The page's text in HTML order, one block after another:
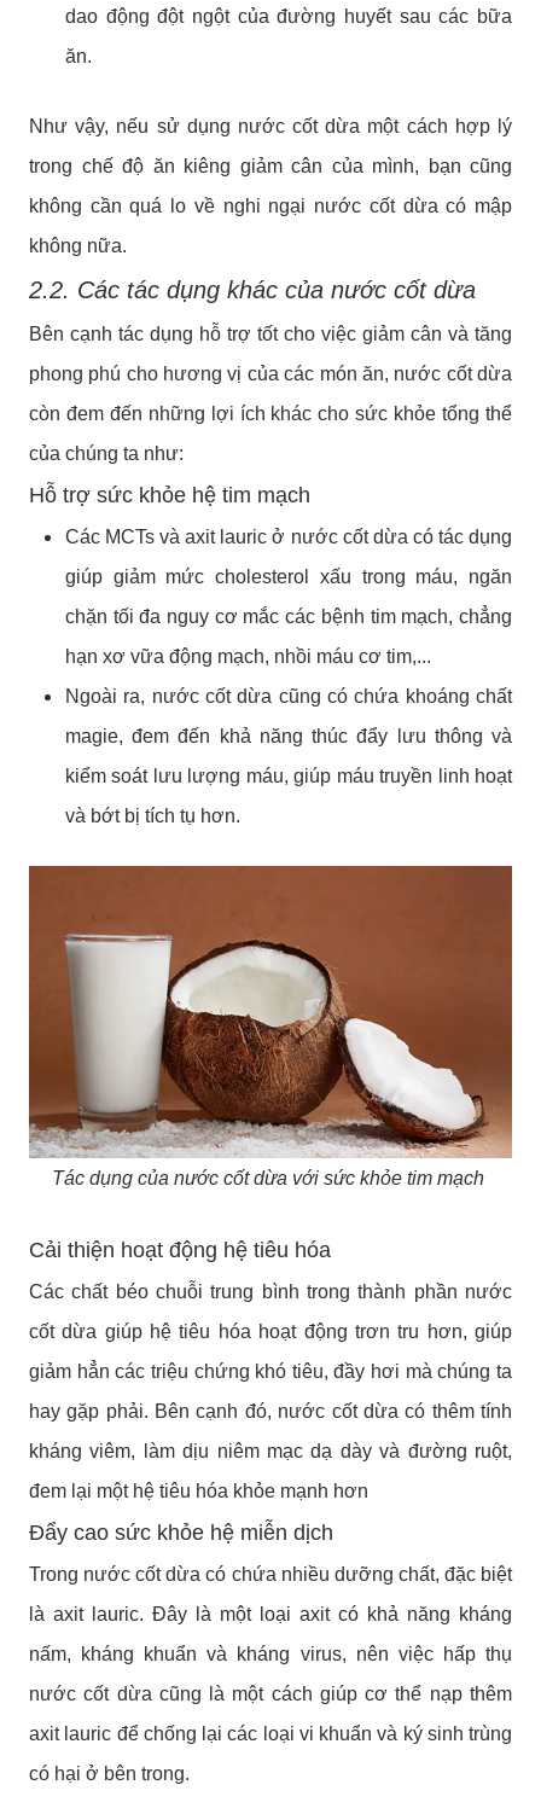
dao động đột ngột của đường huyết sau các bữa
ăn.
Như vậy, nếu sử dụng nước cốt dừa một cách hợp lý
trong chế độ ăn kiêng giảm cân của mình, bạn cũng
không cần quá lo về nghi ngại nước cốt dừa có mập
không nữa.
2.2. Các tác dụng khác của nước cốt dừa
Bên cạnh tác dụng hỗ trợ tốt cho việc giảm cân và tăng
phong phú cho hương vị của các món ăn, nước cốt dừa
còn đem đến những lợi ích khác cho sức khỏe tổng thể
của chúng ta như:
Hỗ trợ sức khỏe hệ tim mạch
Các MCTs và axit lauric ở nước cốt dừa có tác dụng
giúp giảm mức cholesterol xấu trong máu, ngăn
chặn tối đa nguy cơ mắc các bệnh tim mạch, chẳng
hạn xơ vữa động mạch, nhồi máu cơ tim,...
Ngoài ra, nước cốt dừa cũng có chứa khoáng chất
magie, đem đến khả năng thúc đẩy lưu thông và
kiểm soát lưu lượng máu, giúp máu truyền linh hoạt
và bớt bị tích tụ hơn.
Tác dụng của nước cốt dừa với sức khỏe tim mạch
Cải thiện hoạt động hệ tiêu hóa
Các chất béo chuỗi trung bình trong thành phần nước
cốt dừa giúp hệ tiêu hóa hoạt động trơn tru hơn, giúp
giảm hẳn các triệu chứng khó tiêu, đầy hơi mà chúng ta
hay gặp phải. Bên cạnh đó, nước cốt dừa có thêm tính
kháng viêm, làm dịu niêm mạc dạ dày và đường ruột,
đem lại một hệ tiêu hóa khỏe mạnh hơn
Đẩy cao sức khỏe hệ miễn dịch
Trong nước cốt dừa có chứa nhiều dưỡng chất, đặc biệt
là axit lauric. Đây là một loại axit có khả năng kháng
nấm, kháng khuẩn và kháng virus, nên việc hấp thụ
nước cốt dừa cũng là một cách giúp cơ thể nạp thêm
axit lauric để chống lại các loại vi khuẩn và ký sinh trùng
có hại ở bên trong.